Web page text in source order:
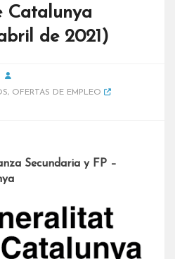
Catalunya
de 2021)
, OFERTAS DE EMPLEO
Secundaria y FP –